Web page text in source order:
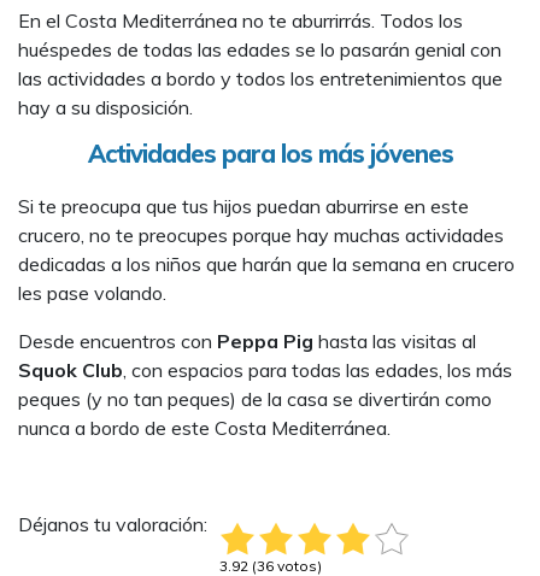
En el Costa Mediterránea no te aburrirrás. Todos los
huéspedes de todas las edades se lo pasarán genial con
las actividades a bordo y todos los entretenimientos que
hay a su disposición.
Actividades para los más jóvenes
Si te preocupa que tus hijos puedan aburrirse en este
crucero, no te preocupes porque hay muchas actividades
dedicadas a los niños que harán que la semana en crucero
les pase volando.
Desde encuentros con Peppa Pig hasta las visitas al
Squok Club, con espacios para todas las edades, los más
peques (y no tan peques) de la casa se divertirán como
nunca a bordo de este Costa Mediterránea.
Déjanos tu valoración:
3.92 (36 votos)